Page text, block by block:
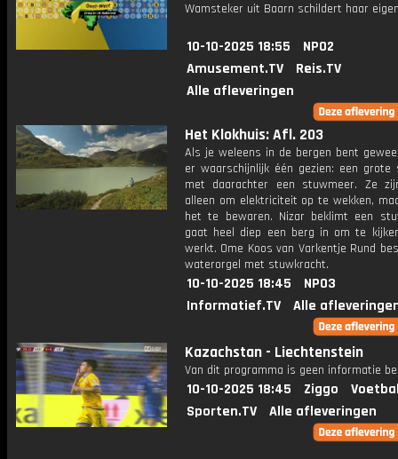
Wamsteker uit Baarn schildert haar
10-10-2025 18:55
NPO2
Amusement.TV
Reis.TV
Alle afleveringen
Het Klokhuis: Afl. 203
Als je weleens in de bergen bent
er waarschijnlijk één gezien: een grote
met daarachter een stuwmeer. Ze
alleen om elektriciteit op te wekken,
het te bewaren. Nizar beklimt een
gaat heel diep een berg in om te
werkt. Ome Koos van Varkentje Rund
waterorgel met stuwkracht.
10-10-2025 18:45
NPO3
Informatief.TV
Alle
Kazachstan - Liechtenstein
Van dit programma is geen informatie
10-10-2025 18:45 Ziggo
Sporten.TV
Alle afleveringen